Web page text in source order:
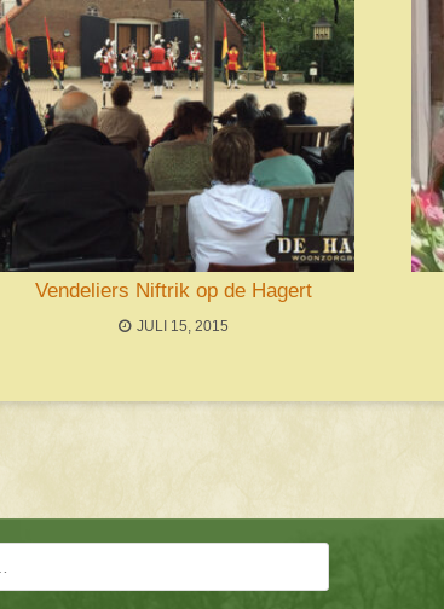
Vendeliers Niftrik op de Hagert
JULI 15, 2015